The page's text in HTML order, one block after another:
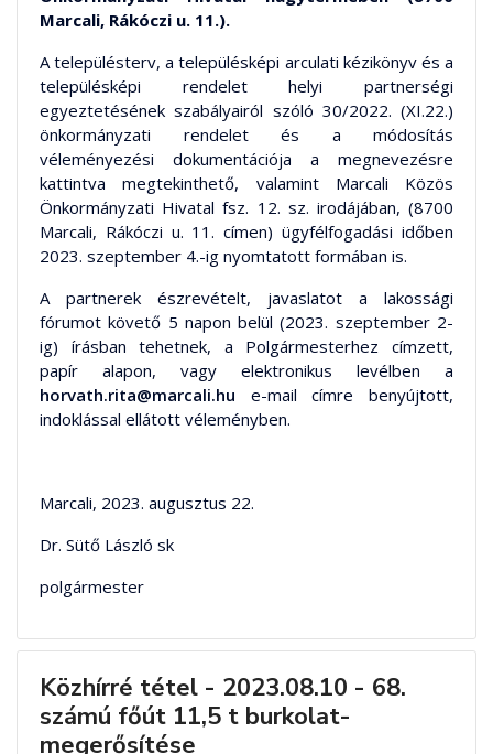
Marcali, Rákóczi u. 11.).
A településterv, a településképi arculati kézikönyv és a
településképi rendelet helyi partnerségi
egyeztetésének szabályairól szóló 30/2022. (XI.22.)
önkormányzati rendelet és a módosítás
véleményezési dokumentációja a megnevezésre
kattintva megtekinthető, valamint Marcali Közös
Önkormányzati Hivatal fsz. 12. sz. irodájában, (8700
Marcali, Rákóczi u. 11. címen) ügyfélfogadási időben
2023. szeptember 4.-ig nyomtatott formában is.
A partnerek észrevételt, javaslatot a lakossági
fórumot követő 5 napon belül (2023. szeptember 2-
ig) írásban tehetnek, a Polgármesterhez címzett,
papír alapon, vagy elektronikus levélben a
horvath.rita@marcali.hu e-mail címre benyújtott,
indoklással ellátott véleményben.
Marcali, 2023. augusztus 22.
Dr. Sütő László sk
polgármester
Közhírré tétel - 2023.08.10 - 68.
számú főút 11,5 t burkolat-
megerősítése